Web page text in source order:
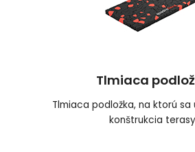
Tlmiaca
Tlmiaca podložka, na ktorú sa
konštrukcia